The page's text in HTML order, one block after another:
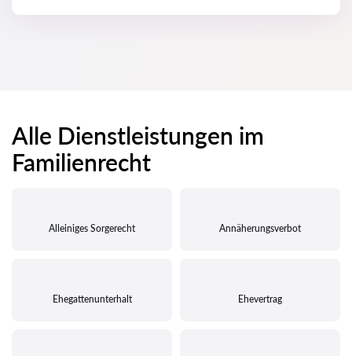
Alle Dienstleistungen im
Familienrecht
Alleiniges Sorgerecht Annäherungsverbot
Ehegattenunterhalt Ehevertrag